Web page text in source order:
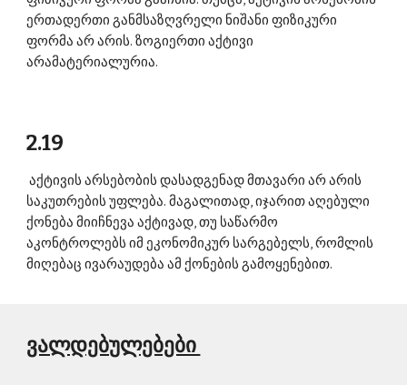
ერთადერთი განმსაზღვრელი ნიშანი ფიზიკური
ფორმა არ არის. ზოგიერთი აქტივი
არამატერიალურია.
2.19
აქტივის არსებობის დასადგენად მთავარი არ არის
საკუთრების უფლება. მაგალითად, იჯარით აღებული
ქონება მიიჩნევა აქტივად, თუ საწარმო
აკონტროლებს იმ ეკონომიკურ სარგებელს, რომლის
მიღებაც ივარაუდება ამ ქონების გამოყენებით.
ვალდებულებები